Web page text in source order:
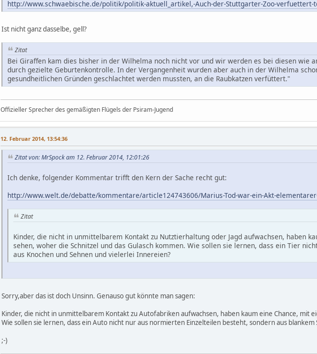
http://www.schwaebische.de/politik/politik-aktuell_artikel,-Auch-der-Stuttgarter-Zoo-verfuettert-
Ist nicht ganz dasselbe, gell?
Zitat
Bei Giraffen kam dies bisher in der Wilhelma noch nicht vor und wir werden es bei diesen wie
durch gezielte Geburtenkontrolle. In der Vergangenheit wurden aber auch in der Wilhelma
gesundheitlichen Gründen geschlachtet werden mussten, an die Raubkatzen verfüttert."
Offizieller Sprecher des gemäßigten Flügels der Psiram-Jugend
12. Februar 2014, 13:54:36
Zitat von: MrSpock am 12. Februar 2014, 12:01:26
Ich denke, folgender Kommentar trifft den Kern der Sache recht gut:
http://www.welt.de/debatte/kommentare/article124743606/Marius-Tod-war-ein-Akt-
Zitat
Kinder, die nicht in unmittelbarem Kontakt zu Nutztierhaltung oder Jagd aufwachsen, haben
sehen, woher die Schnitzel und das Gulasch kommen. Wie sollen sie lernen, dass ein Tier
aus Knochen und Sehnen und vielerlei Innereien?
Sorry,aber das ist doch Unsinn. Genauso gut könnte man sagen:
Kinder, die nicht in unmittelbarem Kontakt zu Autofabriken aufwachsen, haben kaum eine Chance, mit
Wie sollen sie lernen, dass ein Auto nicht nur aus normierten Einzelteilen besteht, sondern aus
;-)